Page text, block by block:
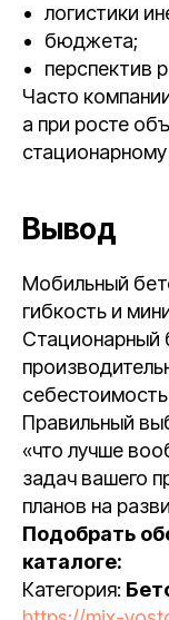
логистики
бюджета;
перспектив
Часто
а при росте
Вывод
Мобильный
гибкость и
Стационарный
Правильный
«что лучше
задач вашего
планов на
Подобрать
каталоге:
Категория: